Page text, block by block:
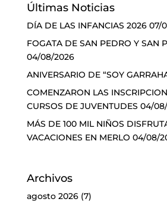
Últimas Noticias
DÍA DE LAS INFANCIAS 2026 07/
FOGATA DE SAN PEDRO Y SAN
04/08/2026
ANIVERSARIO DE “SOY
COMENZARON LAS
CURSOS DE JUVENTUDES 04/
MÁS DE 100 MIL NIÑOS
VACACIONES EN MERLO 04/08/
Archivos
agosto 2026(7)